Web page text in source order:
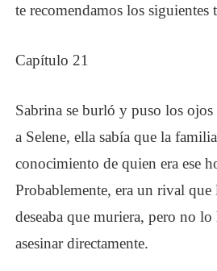
te recomendamos los siguientes
Capítulo 21
Sabrina se burló y puso los
a Selene, ella sabía que la
conocimiento de quien era ese
Probablemente, era un rival
deseaba que muriera, pero no
asesinar directamente.